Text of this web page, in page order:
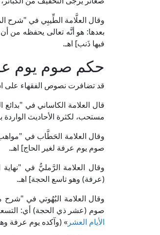
بعدها: هو أنَّه تعالى يحفظه من
فيها ذَنب] اهـ.
حكم صوم يوم
قد تضافرت نصوص الفقهاء على
مستحب، لكثرة الأحاديث
صوم يوم عرفة لغير الحاج] اهـ.
(عرفة) وهو تاسع الحجة] اهـ.
صوم (عشر ذي الحجة) أي:
الأيام العشر » (وآكده يوم عرفة